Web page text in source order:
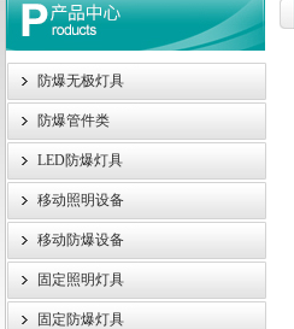
浙江旗本电气有限公司
防爆无极灯具
防爆管件类
LED防爆灯具
移动照明设备
移动防爆设备
固定照明灯具
固定防爆灯具